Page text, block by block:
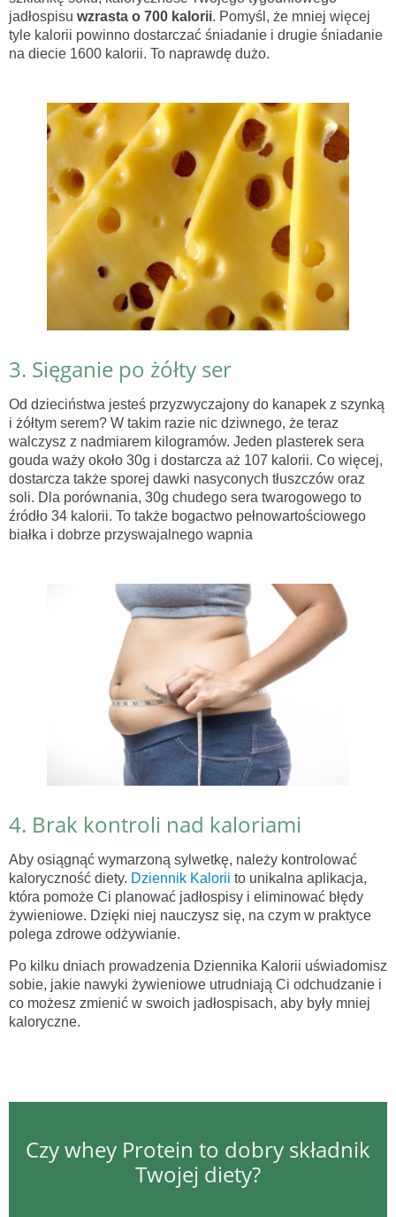
jadłospisu wzrasta o 700 kalorii. Pomyśl, że mniej więcej
tyle kalorii powinno dostarczać śniadanie i drugie śniadanie
na diecie 1600 kalorii. To naprawdę dużo.
3. Sięganie po żółty ser
Od dzieciństwa jesteś przyzwyczajony do kanapek z szynką
i żółtym serem? W takim razie nic dziwnego, że teraz
walczysz z nadmiarem kilogramów. Jeden plasterek sera
gouda waży około 30g i dostarcza aż 107 kalorii. Co więcej,
dostarcza także sporej dawki nasyconych tłuszczów oraz
soli. Dla porównania, 30g chudego sera twarogowego to
źródło 34 kalorii. To także bogactwo pełnowartościowego
białka i dobrze przyswajalnego wapnia
4. Brak kontroli nad kaloriami
Aby osiągnąć wymarzoną sylwetkę, należy kontrolować
kaloryczność diety. Dziennik Kalorii to unikalna aplikacja,
która pomoże Ci planować jadłospisy i eliminować błędy
żywieniowe. Dzięki niej nauczysz się, na czym w praktyce
polega zdrowe odżywianie.
Po kilku dniach prowadzenia Dziennika Kalorii uświadomisz
sobie, jakie nawyki żywieniowe utrudniają Ci odchudzanie i
co możesz zmienić w swoich jadłospisach, aby były mniej
kaloryczne.
Czy whey Protein to dobry składnik
Twojej diety?